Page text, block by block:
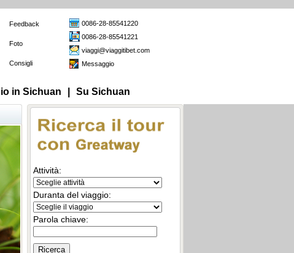
Feedback
Foto
Consigli
0086-28-85541220
0086-28-85541221
viaggi@viaggitibet.com
Messaggio
in Sichuan Su Sichuan
Attività:
Duranta del viaggio:
Parola chiave: